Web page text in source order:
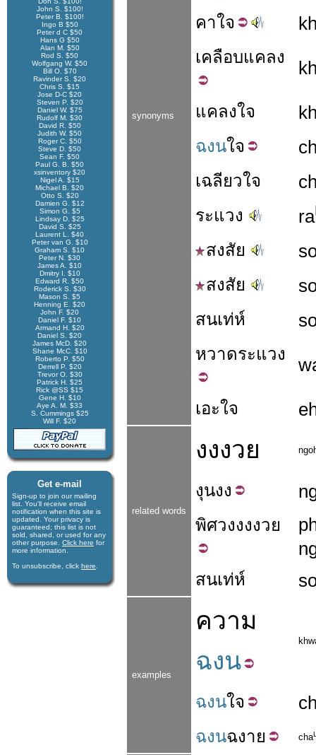
John S. $100!
Peter B. $100!
Ingo B $50
Peter d C $50
Hans G $50
Alan M. $50
Rod S. $50
Wolfgang W. $50
Bill O. $70
Ravinder S. $20
Chris S. $15
Jose D-C $20
Steven P. $20
Daniel W. $75
Rudolf M. $30
David R. $50
Judith W. $50
Roger C. $50
Steve D. $50
Sean F. $50
Paul G. B. $50
xsinventory $20
Nigel A. $15
Michael B. $20
Otto S. $20
Damien G. $12
Simon G. $5
Lindsay D. $25
David S. $25
Laurent L. $40
Peter van G. $10
Graham S. $10
Peter N. $30
James A. $10
Dmitry I. $10
Edward R. $50
Roderick S. $30
Mason S. $5
Henning E. $20
John F. $20
Daniel F. $10
Armand H. $20
Daniel S. $20
James McD. $20
Shane McC. $10
Roberto P. $50
Derrell P. $20
Trevor O. $30
Patrick H. $25
Rick @SS $15
Gene H. $10
Aye A. M. $33
S. Cummings $25
Will F. $20
Get e-mail
Sign-up to join our mail­ing
list. You'll receive e­mail
notification when this site is
updated. Your privacy is
guaran­teed; this list is not
sold, shared, or used for any
other purpose. Click here for
more infor­mation.
To unsubscribe, click here
synonyms
คาใจ
เคลือบแคลง
แคลงใจ
ฉงนใจ
เฉลียวใจ
ระแวง ra
สงสัย
สงสัย
สนเท่ห์
หวาดระแวง
เอะใจ
related words
งงงวย
งุนงง
พิศวงงงงวย
สนเท่ห์
examples
ความ
ฉงน
ฉงนใจ
ฉงนฉงาย cha